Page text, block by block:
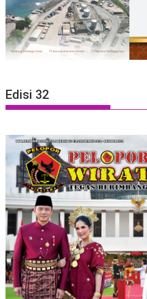
Edisi 32